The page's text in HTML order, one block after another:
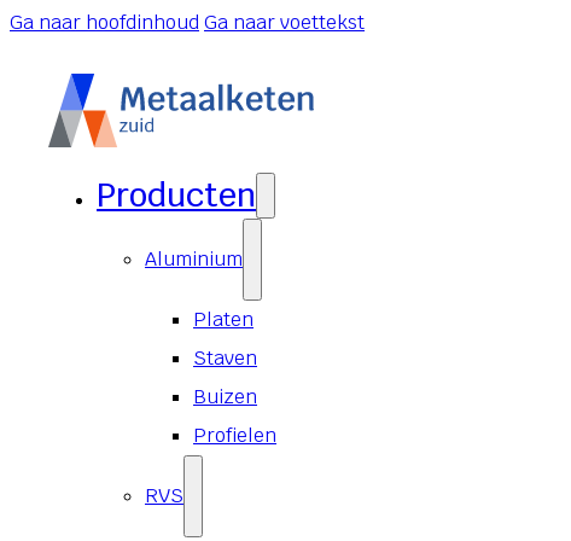
Ga naar hoofdinhoudGa naar voettekst
Producten
Aluminium
Platen
Staven
Buizen
Profielen
RVS